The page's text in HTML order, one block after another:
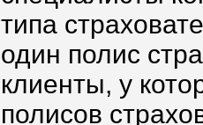
типа
один полис
клиенты, у
полисов